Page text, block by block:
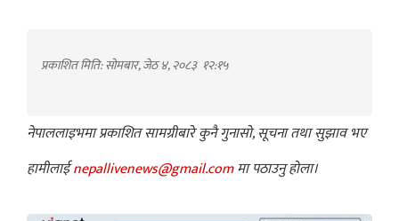
प्रकाशित मिति: सोमबार, जेठ ४, २०८३ १२:१५
नेपाललाइभमा प्रकाशित सामग्रीबारे कुनै गुनासो, सूचना तथा सुझाव भए
हामीलाईnepallivenews@gmail.comमा पठाउनु होला।